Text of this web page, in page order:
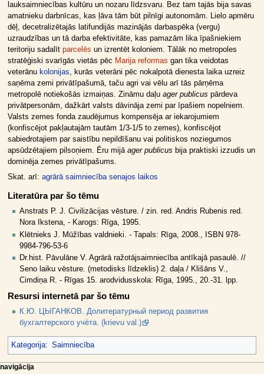
lauksaimniecības kultūru un nozaru līdzsvaru. Bez tam tajās bija savas
amatnieku darbnīcas, kas ļāva tām būt pilnīgi autonomām. Lielo apmēru
dēļ, decetralizētajās latifundijās mazinājās darbaspēka (vergu)
uzraudzības un tā darba efektivitāte, kas pamazām lika īpašniekiem
teritoriju sadalīt parcelēs un izrentēt koloniem. Tālāk no metropoles
stratēģiski svarīgās vietās pēc Marija reformas gan tika veidotas
veterānu kolonijas, kurās veterāni pēc nokalpotā dienesta laika uzreiz
saņēma zemi privātīpašumā, taču agri vai vēlu arī tās pārņēma
metropolē notiekošās izmaiņas. Zināmu daļu ager publicus pārdeva
privātpersonām, dažkārt valsts dāvināja zemi par īpašiem nopelniem.
Valsts zemes fonda zaudējumus kompensēja ar iekarojumiem
(konfiscējot pakļautajām tautām 1/3-1/5 to zemes), konfiscējot
sabiedrotajiem par saistību nepildīšanu vai politiskos noziegumos
apsūdzētajiem pilsoņiem. Ēru mijā ager publicus bija praktiski izzudis un
dominēja zemes privātīpašums.
Skat. arī: agrārā saimniecība senajos laikos
Literatūra par šo tēmu
Anstrats P. J. Civilizācijas vēsture. / zin. red. Andris Rubenis red.
Nora Ikstena, - Karogs: Rīga, 1995.
Klētnieks J. Mūžības valdnieki. - Tapals: Rīga, 2008., ISBN 978-
9984-796-53-6
Dr.hist. Pāvulāne V. Agrārā ražotājsaimniecība antīkajā pasaulē. //
Seno laiku vēsture. (metodisks līdzeklis) 2. daļa / Klišāns V.,
Cimdiņa R. - Rīgas 15. arodvidusskola: Rīga, 1995., 20.-31. lpp.
Resursi internetā par šo tēmu
К.Ю. ЦЫГАНКОВ. Долитературный период развития
бухгалтерского учёта. (krievu val.)
Kategorija: Saimniecība
N
lapas darbības
dalībnieka rīki
navigācija